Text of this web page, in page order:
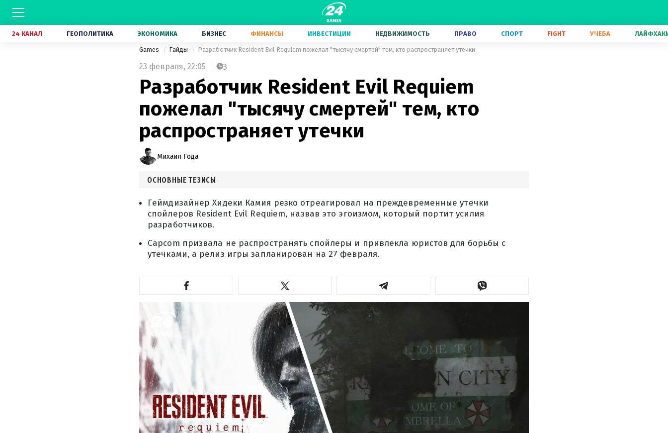
24 КАНАЛ ГЕОПОЛИТИКА ЭКОНОМИКА БИЗНЕС ФИНАНСЫ ИНВЕСТИЦИИ НЕДВИЖИМОСТЬ ПРАВО СПОРТ FIGHT УЧЕБА
Games Гайды Разработчик Resident Evil Requiem пожелал "тысячу смертей" тем, кто распространяет утечки
23 февраля, 22:05 3
Разработчик Resident Evil Requiem
пожелал "тысячу смертей" тем, кто
распространяет утечки
Михаил Года
ОСНОВНЫЕ ТЕЗИСЫ
Геймдизайнер Хидеки Камия резко отреагировал на преждевременные утечки
спойлеров Resident Evil Requiem, назвав это эгоизмом, который портит усилия
разработчиков.
Capcom призвала не распространять спойлеры и привлекла юристов для борьбы с
утечками, а релиз игры запланирован на 27 февраля.